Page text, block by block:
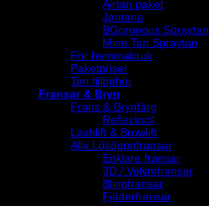
Airtan paket
Jantana
BGorgeous Spraytan
Mine Tan Spraytan
För hemmabruk
Paketpriser
Tan tillbehör
Fransar & Bryn
Frans & Brynfärg
Reflectocil
Lashlift & Browlift
Alla Lösögonfransar
Enklare fransar
3D / Volymfransar
Blingfransar
Fjäderfransar